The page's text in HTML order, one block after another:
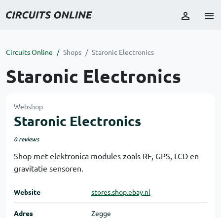
Circuits Online Shops Staronic Electronics
Staronic Electronics
Webshop
Staronic Electronics
0 reviews
Shop met elektronica modules zoals RF, GPS, LCD en
gravitatie sensoren.
Website stores.shop.ebay.nl
Adres Zegge